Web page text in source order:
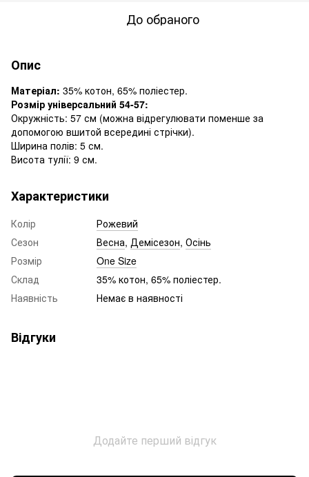
До обраного
Опис
Матеріал: 35% котон, 65% поліестер.
Розмір універсальний 54-57:
Окружність: 57 см (можна відрегулювати поменше за
допомогою вшитой всередині стрічки).
Ширина полів: 5 см.
Висота тулії: 9 см.
Характеристики
Колір
Рожевий
Сезон
Весна, Демісезон, Осінь
Розмір
One Size
Склад
35% котон, 65% поліестер.
Наявність
Немає в наявності
Відгуки
Додайте перший відгук